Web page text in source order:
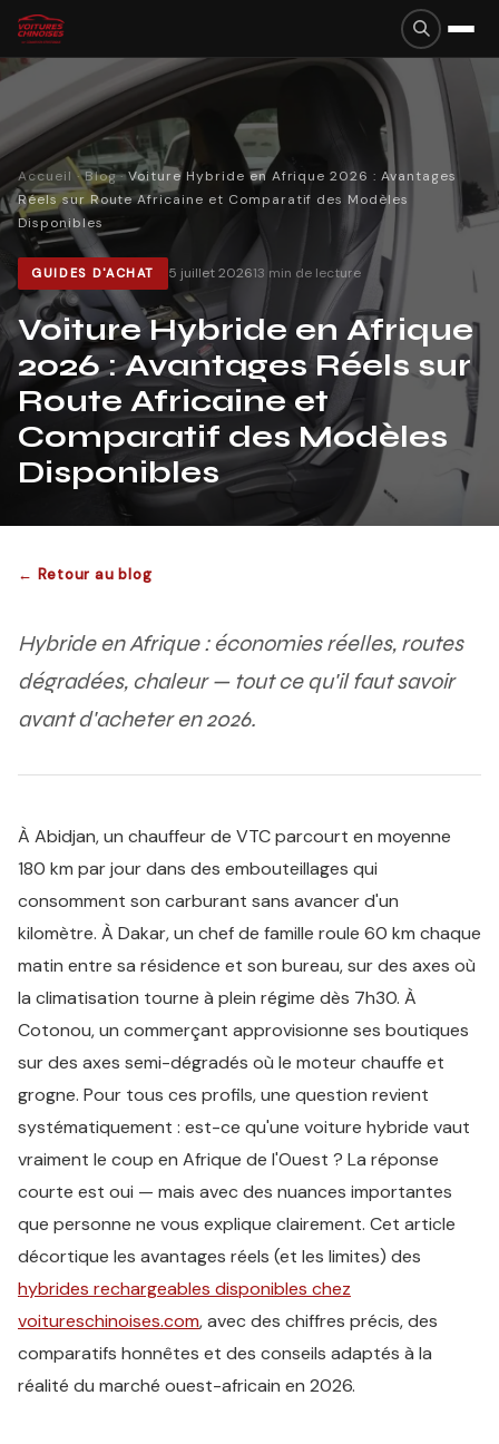
Accueil ·Blog·Voiture Hybride en Afrique 2026 : Avantages
Réels sur Route Africaine et Comparatif des Modèles
Disponibles
GUIDES D'ACHAT 5 juillet 202613 min de lecture
Voiture Hybride en Afrique
2026 : Avantages Réels sur
Route Africaine et
Comparatif des Modèles
Disponibles
← Retour au blog
Hybride en Afrique : économies réelles, routes
dégradées, chaleur — tout ce qu'il faut savoir
avant d'acheter en 2026.
À Abidjan, un chauffeur de VTC parcourt en moyenne
180 km par jour dans des embouteillages qui
consomment son carburant sans avancer d'un
kilomètre. À Dakar, un chef de famille roule 60 km chaque
matin entre sa résidence et son bureau, sur des axes où
la climatisation tourne à plein régime dès 7h30. À
Cotonou, un commerçant approvisionne ses boutiques
sur des axes semi-dégradés où le moteur chauffe et
grogne. Pour tous ces profils, une question revient
systématiquement : est-ce qu'une voiture hybride vaut
vraiment le coup en Afrique de l'Ouest ? La réponse
courte est oui — mais avec des nuances importantes
que personne ne vous explique clairement. Cet article
décortique les avantages réels (et les limites) des
hybrides rechargeables disponibles chez
voitureschinoises.com, avec des chiffres précis, des
comparatifs honnêtes et des conseils adaptés à la
réalité du marché ouest-africain en 2026.